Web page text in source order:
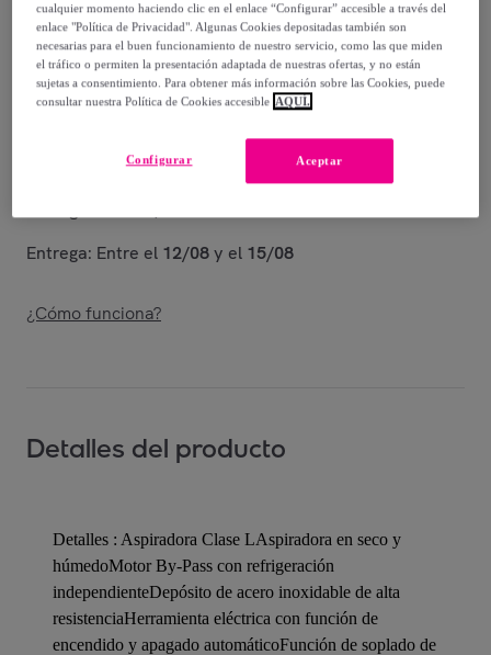
Vendido porMAXOUTIL PVL_ES
Entrega
Entrega: Entre el 12/08y el 15/08
¿Cómo funciona?
Detalles del producto
Detalles : Aspiradora Clase LAspiradora en seco y
húmedoMotor By-Pass con refrigeración
independienteDepósito de acero inoxidable de alta
resistenciaHerramienta eléctrica con función de
encendido y apagado automáticoFunción de soplado de
cualquier momento haciendo clic en el enlace “Configurar” accesible a través del
enlace "Política de Privacidad". Algunas Cookies depositadas también son
necesarias para el buen funcionamiento de nuestro servicio, como las que miden
el tráfico o permiten la presentación adaptada de nuestras ofertas, y no están
sujetas a consentimiento. Para obtener más información sobre las Cookies, puede
consultar nuestra Política de Cookies accesible AQUÍ.
Aceptar
Configurar